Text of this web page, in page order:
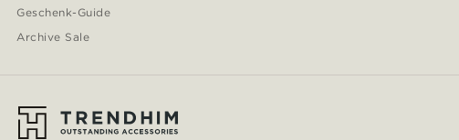
Geschenk-Guide
Archive Sale